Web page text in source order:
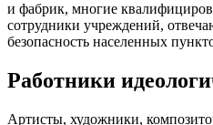
и фабрик, многие
сотрудники учреждений,
безопасность населенных
Работники
Артисты, художники,